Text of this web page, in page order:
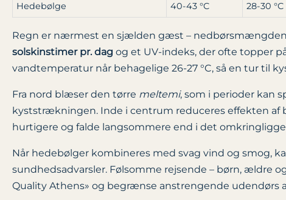
Hedebølge 40-43 °C 28-30 °C
Regn er nærmest en sjælden gæst –
solskinstimer pr. dag og et UV-indeks, der ofte topper
vandtemperatur når behagelige 26-27 °C, så en tur til
Fra nord blæser den tørre meltemi, som i perioder kan
kyststrækningen. Inde i centrum reduceres effekten af
hurtigere og falde langsommere end i det
Når hedebølger kombineres med svag vind og smog,
sundheds­advarsler. Følsomme rejsende – børn, ældre
Quality Athens» og begrænse anstrengende udendørs